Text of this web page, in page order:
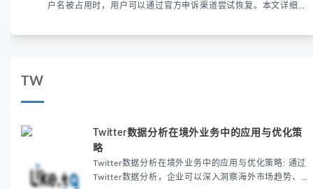
户名被占用时，用户可以通过官方申诉渠道尝试恢复。本文详细解
账号安全。
TW
Twitter数据分析在境外业务中的应用与优化策
略
Twitter数据分析在境外业务中的应用与优化策略: 通过
Twitter数据分析，企业可以深入洞察海外市场趋势、